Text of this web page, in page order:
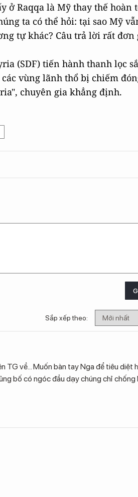
ở Raqqa là Mỹ thay thế hoàn
ta có thể hỏi: tại sao Mỹ
tự khác? Câu trả lời rất đơn
(SDF) tiến hành thanh lọc
vùng lãnh thổ bị chiếm
chuyên gia khẳng định.
Sắp xếp theo:
TG về... Muốn bàn tay Nga để tiêu diệt
bố có ngóc đầu dạy chúng chỉ chống